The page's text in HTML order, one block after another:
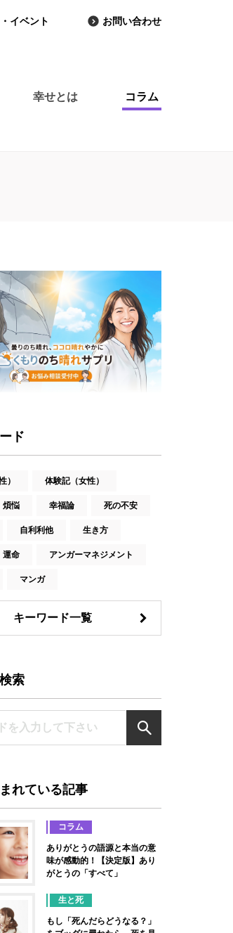
イベント お問い合わせ
幸せとは コラム
ド
） 体験記（女性）
煩悩 幸福論 死の不安
自利利他 生き方
運命 アンガーマネジメント
マンガ
キーワード一覧
索
れている記事
コラム
ありがとうの語源と本当の意
味が感動的！【決定版】あり
がとうの「すべて」
生と死
もし「死んだらどうなる？」